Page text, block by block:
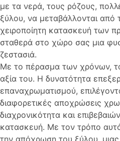
με τα νερά, τους ρόζους,
ξύλου, να μεταβάλλονται από
χειροποίητη κατασκευή των
σταθερά στο χώρο σας μια
ζεστασιά.
Με το πέρασμα των χρόνων,
αξία του. Η δυνατότητα
επαναχρωματισμού,
διαφορετικές αποχρώσεις
διαχρονικότητα και
κατασκευή. Με τον τρόπο
την απόχρωση του ξύλου, μιας